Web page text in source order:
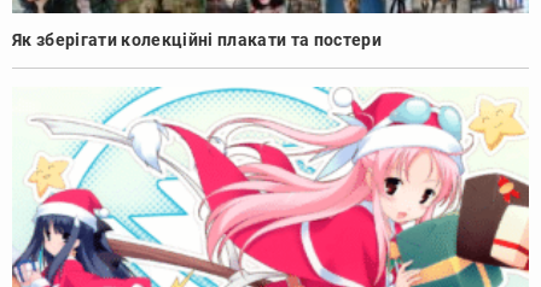
Як зберігати колекційні плакати та постери